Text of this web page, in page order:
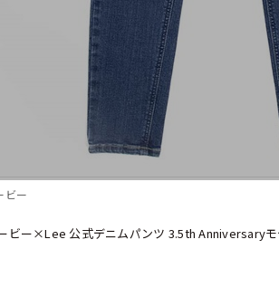
ビー
ビー×Lee 公式デニムパンツ 3.5th Anniversary